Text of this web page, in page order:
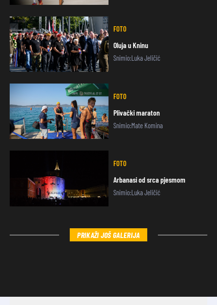
FOTO
Oluja u Kninu
Snimio:Luka Jeličić
FOTO
Plivački maraton
Snimio:Mate Komina
FOTO
Arbanasi od srca pjesmom
Snimio:Luka Jeličić
PRIKAŽI JOŠ GALERIJA